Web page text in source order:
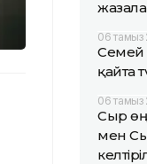
06 тамыз
Семей
қайта
06 тамыз
Сыр
мен